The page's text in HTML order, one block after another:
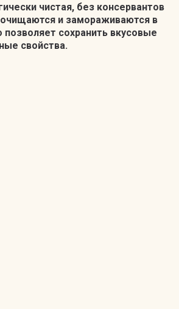
чистая, без консервантов
и замораживаются в
сохранить вкусовые
свойства.